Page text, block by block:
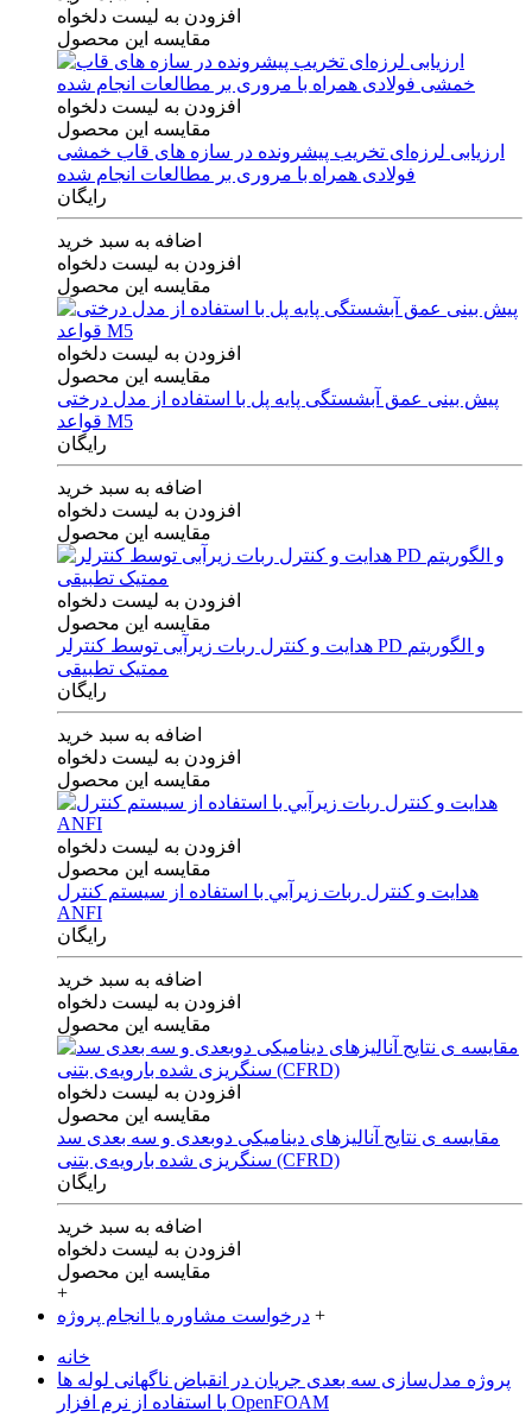
افزودن به لیست دلخواه
مقایسه این محصول
افزودن به لیست دلخواه
مقایسه این محصول
ارزیابی لرزه‌ای تخریب پیشرونده در سازه های قاب خمشی
فولادی همراه با مروری بر مطالعات انجام شده
رایگان
اضافه به سبد خرید
افزودن به لیست دلخواه
مقایسه این محصول
افزودن به لیست دلخواه
مقایسه این محصول
پیش بینی عمق آبشستگی پایه پل با استفاده از مدل درختی
قواعد M5
رایگان
اضافه به سبد خرید
افزودن به لیست دلخواه
مقایسه این محصول
افزودن به لیست دلخواه
مقایسه این محصول
هدایت و کنترل ربات زیرآبی توسط کنترلر PD و الگوریتم
ممتیک تطبیقی
رایگان
اضافه به سبد خرید
افزودن به لیست دلخواه
مقایسه این محصول
افزودن به لیست دلخواه
مقایسه این محصول
هدايت و كنترل ربات زيرآبي با استفاده از سيستم كنترل
ANFI
رایگان
اضافه به سبد خرید
افزودن به لیست دلخواه
مقایسه این محصول
افزودن به لیست دلخواه
مقایسه این محصول
مقایسه ی‌ نتایج آنالیزهای‌ دینامیکی‌ دوبعدی‌ و‌ سه بعدی‌ سد
سنگریزی‌ شده با‌رویه‌ی‌ بتنی‌ (CFRD)
رایگان
اضافه به سبد خرید
افزودن به لیست دلخواه
مقایسه این محصول
+
درخواست مشاوره یا انجام پروژه +
خانه
پروژه مدل‌سازی سه‌ بعدی جریان در انقباض ناگهانی لوله‌ ها
با استفاده از نرم افزار OpenFOAM